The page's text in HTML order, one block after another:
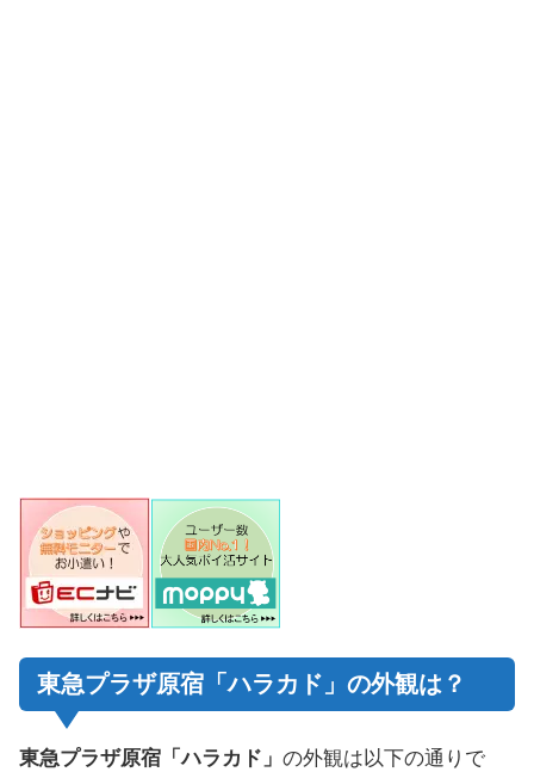
東急プラザ原宿「ハラカド」の外観は？
東急プラザ原宿「ハラカド」 の外観は以下の通りで